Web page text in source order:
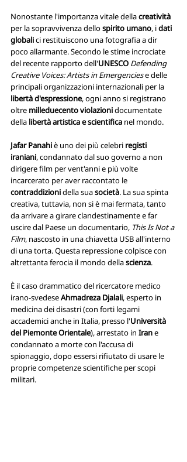
Nonostante l'importanza vitale della creatività
per la sopravvivenza dello spirito umano, i dati
globali ci restituiscono una fotografia a dir
poco allarmante. Secondo le stime incrociate
del recente rapporto dell'UNESCO Defending
Creative Voices: Artists in Emergencies e delle
principali organizzazioni internazionali per la
libertà d'espressione, ogni anno si registrano
oltre milleduecento violazioni documentate
della libertà artistica e scientifica nel mondo.
Jafar Panahi è uno dei più celebri registi
iraniani, condannato dal suo governo a non
dirigere film per vent'anni e più volte
incarcerato per aver raccontato le
contraddizioni della sua società. La sua spinta
creativa, tuttavia, non si è mai fermata, tanto
da arrivare a girare clandestinamente e far
uscire dal Paese un documentario, This Is Not a
Film, nascosto in una chiavetta USB all'interno
di una torta. Questa repressione colpisce con
altrettanta ferocia il mondo della scienza.
È il caso drammatico del ricercatore medico
irano-svedese Ahmadreza Djalali, esperto in
medicina dei disastri (con forti legami
accademici anche in Italia, presso l'Università
del Piemonte Orientale), arrestato in Iran e
condannato a morte con l'accusa di
spionaggio, dopo essersi rifiutato di usare le
proprie competenze scientifiche per scopi
militari.